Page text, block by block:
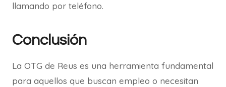
llamando por teléfono.
Conclusión
La OTG de Reus es una herramienta fundamental
para aquellos que buscan empleo o necesitan